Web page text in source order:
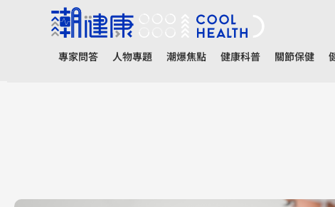
專家問答 人物專題 潮爆焦點 健康科普 關節保健